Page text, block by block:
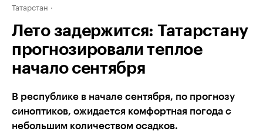
Татарстан
Лето задержится: Татарстану
прогнозировали теплое
начало сентября
В республике в начале сентября, по прогнозу
синоптиков, ожидается комфортная погода с
небольшим количеством осадков.